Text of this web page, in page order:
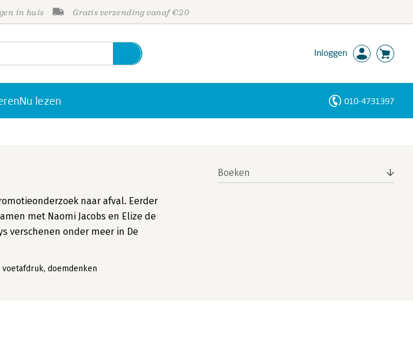
in huis Gratis verzending vanaf €20
Inloggen
Nu lezen 010-4731397
naar afval. Eerder
met Naomi Jacobs en Elize de
verschenen onder meer in De
doemdenken
Boeken
Personen